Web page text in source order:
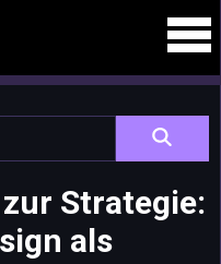
Strategie:
als